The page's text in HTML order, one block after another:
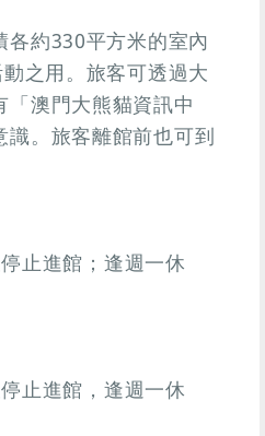
各約330平方米的室內
之用。旅客可透過大
澳門大熊貓資訊中
。旅客離館前也可到
止進館；逢週一休
止進館，逢週一休